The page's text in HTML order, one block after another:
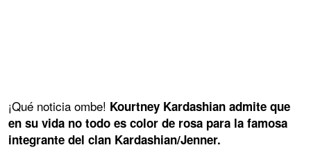
¡Qué noticia ombe! Kourtney Kardashian admite que
en su vida no todo es color de rosa para la famosa
integrante del clan Kardashian/Jenner.